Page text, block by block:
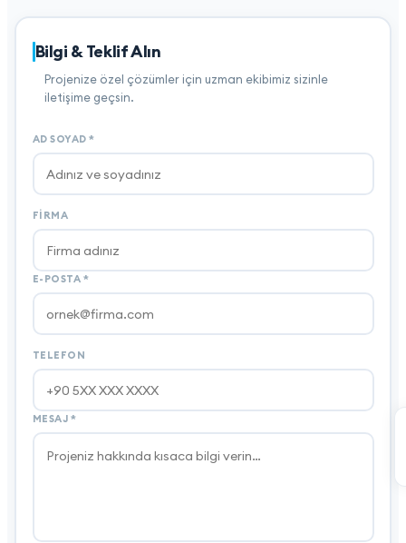
Bilgi & Teklif Alın
Projenize özel çözümler için uzman ekibimiz sizinle
iletişime geçsin.
AD SOYAD *
FIRMA
E-POSTA *
TELEFON
MESAJ *